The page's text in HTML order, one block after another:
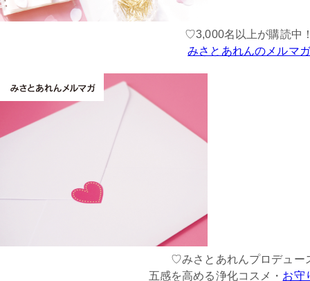
♡3,000名以上が購読中
みさとあれんのメルマガ
♡みさとあれんプロデュー
五感を高める浄化コスメ・ お守